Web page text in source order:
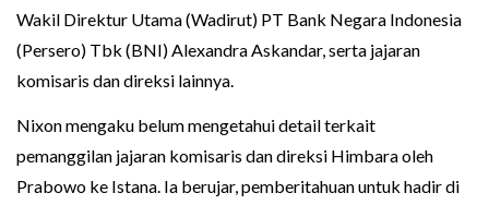
Wakil Direktur Utama (Wadirut) PT Bank Negara Indonesia
(Persero) Tbk (BNI) Alexandra Askandar, serta jajaran
komisaris dan direksi lainnya.
Nixon mengaku belum mengetahui detail terkait
pemanggilan jajaran komisaris dan direksi Himbara oleh
Prabowo ke Istana. Ia berujar, pemberitahuan untuk hadir di